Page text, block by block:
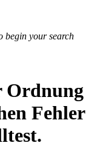
begin your search
Ordnung
Fehler